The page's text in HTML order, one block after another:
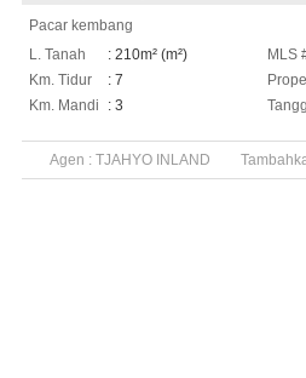
Pacar kembang
L. Tanah
: 210m² (m²)
Km. Tidur
: 7
Km. Mandi
: 3
MLS
Agen : TJAHYO INLAND